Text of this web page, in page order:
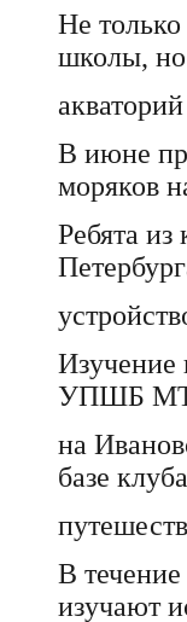
Не
школы, но
В июне
моряков
Ребята
Изучение
УПШБ
на
базе клуба
В
изучают